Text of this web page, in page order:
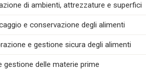
di ambienti, attrezzature e superfici
e conservazione degli alimenti
e gestione sicura degli alimenti
gestione delle materie prime